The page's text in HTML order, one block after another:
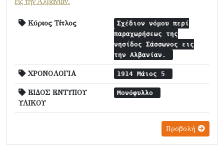
Κύριος Τίτλος
Σχέδιον νόμου περί
παραχωρήσεως της
νησίδος Σάσσωνος εις
την Αλβανίαν.
ΧΡΟΝΟΛΟΓΙΑ 1914 Μάιος 5
ΕΙΔΟΣ ΕΝΤΥΠΟΥ
ΥΛΙΚΟΥ
Μονόφυλλο
Προβολή